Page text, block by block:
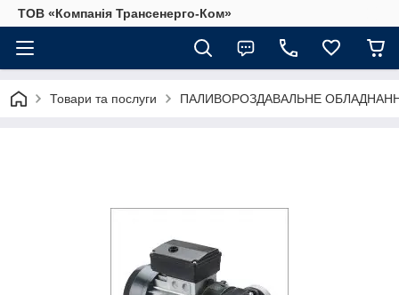
ТОВ «Компанія Трансенерго-Ком»
Товари та послуги ПАЛИВОРОЗДАВАЛЬНЕ